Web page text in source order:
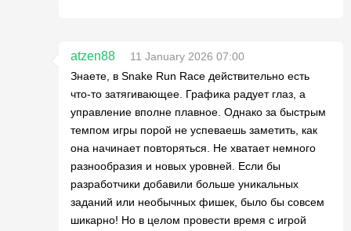
atzen88
11 January 2026 07:00
Знаете, в Snake Run Race действительно есть
что-то затягивающее. Графика радует глаз, а
управление вполне плавное. Однако за быстрым
темпом игры порой не успеваешь заметить, как
она начинает повторяться. Не хватает немного
разнообразия и новых уровней. Если бы
разработчики добавили больше уникальных
заданий или необычных фишек, было бы совсем
шикарно! Но в целом провести время с игрой